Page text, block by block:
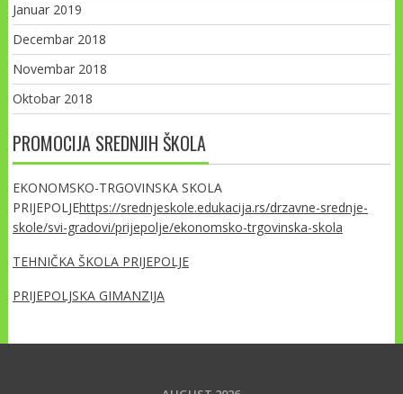
Januar 2019
Decembar 2018
Novembar 2018
Oktobar 2018
PROMOCIJA SREDNJIH ŠKOLA
EKONOMSKO-TRGOVINSKA SKOLA
PRIJEPOLJEhttps://srednjeskole.edukacija.rs/drzavne-srednje-
skole/svi-gradovi/prijepolje/ekonomsko-trgovinska-skola
TEHNIČKA ŠKOLA PRIJEPOLJE
PRIJEPOLJSKA GIMANZIJA